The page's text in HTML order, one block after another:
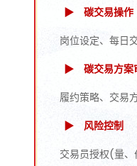
▶
碳交易操作
岗位设定、 每日
▶
碳交易方案
履约策略、 交易
▶
风险控制
交易员授权(量、